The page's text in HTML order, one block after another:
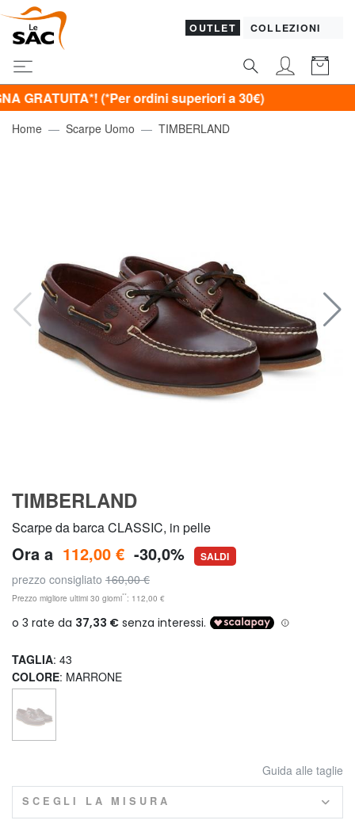
OUTLET COLLEZIONI
(*Per ordini superiori a 30€)
Home Scarpe Uomo TIMBERLAND
TIMBERLAND
Scarpe da barca CLASSIC, in pelle
Ora a 112,00 € -30,0% SALDI
prezzo consigliato 160,00 €
Prezzo migliore ultimi 30 giorni**: 112,00 €
TAGLIA: 43
COLORE: MARRONE
Guida alle taglie
SCEGLI LA MISURA